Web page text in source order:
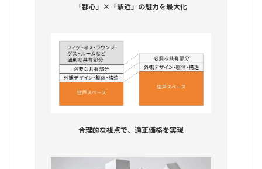
「都心」×「駅近」の魅力を最大化
合理的な視点で、適正価格を実現